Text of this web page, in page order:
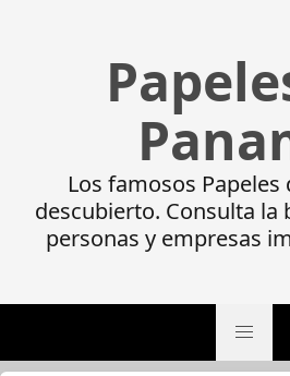
Los famosos Papeles
descubierto. Consulta la
personas y empresas